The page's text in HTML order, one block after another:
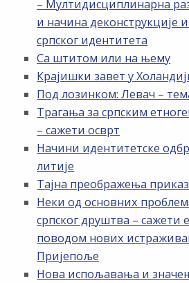
– Мултидисциплинарна
и начина деконструкције
српског идентитета
Са штитом или на њему
Крајишки завет у
Под лозинком: Левач –
Трагања за српским
– сажети осврт
Начини идентитетске
литије
Тајна преображења приказ
Неки од основних
српског друштва – сажети
поводом нових
Пријепоље
Нова испољавања и